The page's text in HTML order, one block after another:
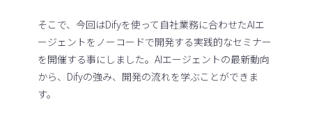
そこで、今回はDifyを使って自社業務に合わせたAIエ
ージェントをノーコードで開発する実践的なセミナー
を開催する事にしました。AIエージェントの最新動向
から、Difyの強み、開発の流れを学ぶことができま
す。